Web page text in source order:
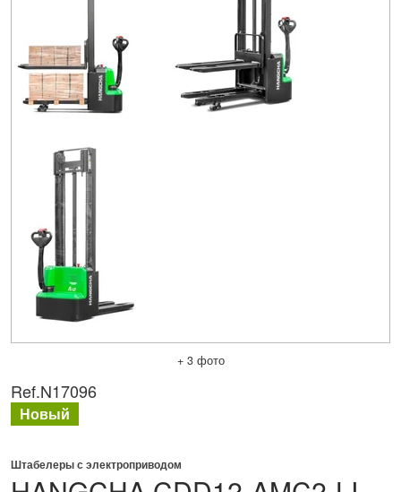
+ 3 фото
Штабелеры с электроприводом
Ref.N17096
Новый